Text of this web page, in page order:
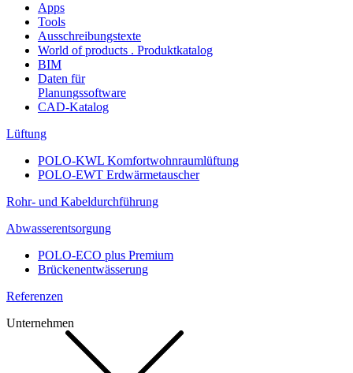
Apps
Tools
Ausschreibungstexte
World of products . Produktkatalog
BIM
Daten für
Planungssoftware
CAD-Katalog
Lüftung
POLO-KWL Komfortwohnraumlüftung
POLO-EWT Erdwärmetauscher
Rohr- und Kabeldurchführung
Abwasserentsorgung
POLO-ECO plus Premium
Brückenentwässerung
Referenzen
Unternehmen